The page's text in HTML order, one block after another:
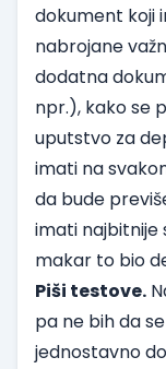
dokument koji
nabrojane
dodatna
npr.), kako se
uputstvo za
imati na
da bude
imati najbitnije
makar to bio
Piši testove.
pa ne bih da
jednostavno